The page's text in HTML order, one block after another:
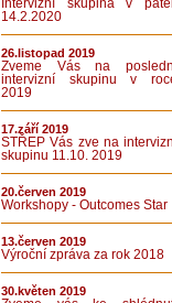
Intervizní skupina v
14.2.2020
26.listopad 2019
Zveme Vás na
intervizní skupinu v
2019
17.září 2019
STŘEP Vás zve na
skupinu 11.10. 2019
20.červen 2019
Workshopy - Outcomes Star
13.červen 2019
Výroční zpráva za rok 2018
30.květen 2019